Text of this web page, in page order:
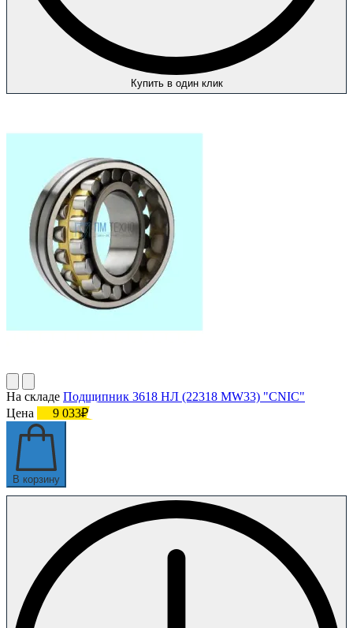
Купить в один клик
На складе Подшипник 3618 НЛ (22318 MW33) "СNIC"
Цена
9 033₽
В корзину